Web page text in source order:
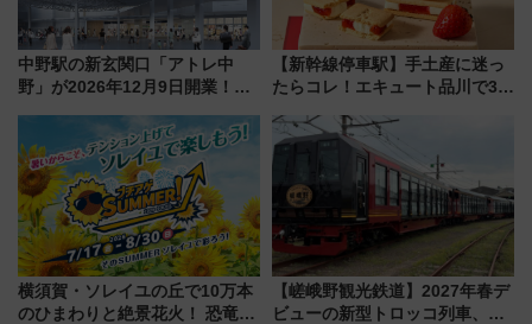
中野駅の新玄関口「アトレ中
野」が2026年12月9日開業！新
注目スポット
【新幹線停車駅】手土産に迷っ
たらコレ！エキュート品川で3年
産スイーツとは？
横須賀・ソレイユの丘で10万本
のひまわりと絶景花火！ 恐竜や
【嵯峨野観光鉄道】2027年春デ
ビューの新型トロッコ列車、い